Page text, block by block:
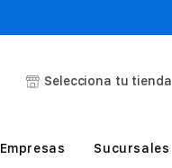
Selecciona tu tienda
Empresas Sucursales